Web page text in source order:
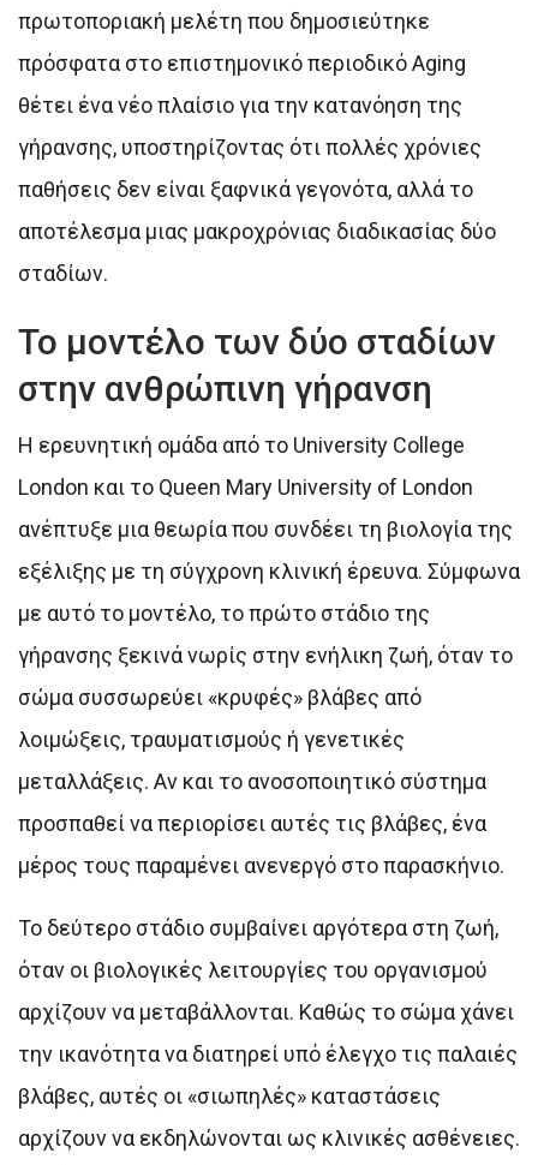
πρωτοποριακή μελέτη που δημοσιεύτηκε
πρόσφατα στο επιστημονικό περιοδικό Aging
θέτει ένα νέο πλαίσιο για την κατανόηση της
γήρανσης, υποστηρίζοντας ότι πολλές χρόνιες
παθήσεις δεν είναι ξαφνικά γεγονότα, αλλά το
αποτέλεσμα μιας μακροχρόνιας διαδικασίας δύο
σταδίων.
Το μοντέλο των δύο σταδίων
στην ανθρώπινη γήρανση
Η ερευνητική ομάδα από το University College
London και το Queen Mary University of London
ανέπτυξε μια θεωρία που συνδέει τη βιολογία της
εξέλιξης με τη σύγχρονη κλινική έρευνα. Σύμφωνα
με αυτό το μοντέλο, το πρώτο στάδιο της
γήρανσης ξεκινά νωρίς στην ενήλικη ζωή, όταν το
σώμα συσσωρεύει «κρυφές» βλάβες από
λοιμώξεις, τραυματισμούς ή γενετικές
μεταλλάξεις. Αν και το ανοσοποιητικό σύστημα
προσπαθεί να περιορίσει αυτές τις βλάβες, ένα
μέρος τους παραμένει ανενεργό στο παρασκήνιο.
Το δεύτερο στάδιο συμβαίνει αργότερα στη ζωή,
όταν οι βιολογικές λειτουργίες του οργανισμού
αρχίζουν να μεταβάλλονται. Καθώς το σώμα χάνει
την ικανότητα να διατηρεί υπό έλεγχο τις παλαιές
βλάβες, αυτές οι «σιωπηλές» καταστάσεις
αρχίζουν να εκδηλώνονται ως κλινικές ασθένειες.